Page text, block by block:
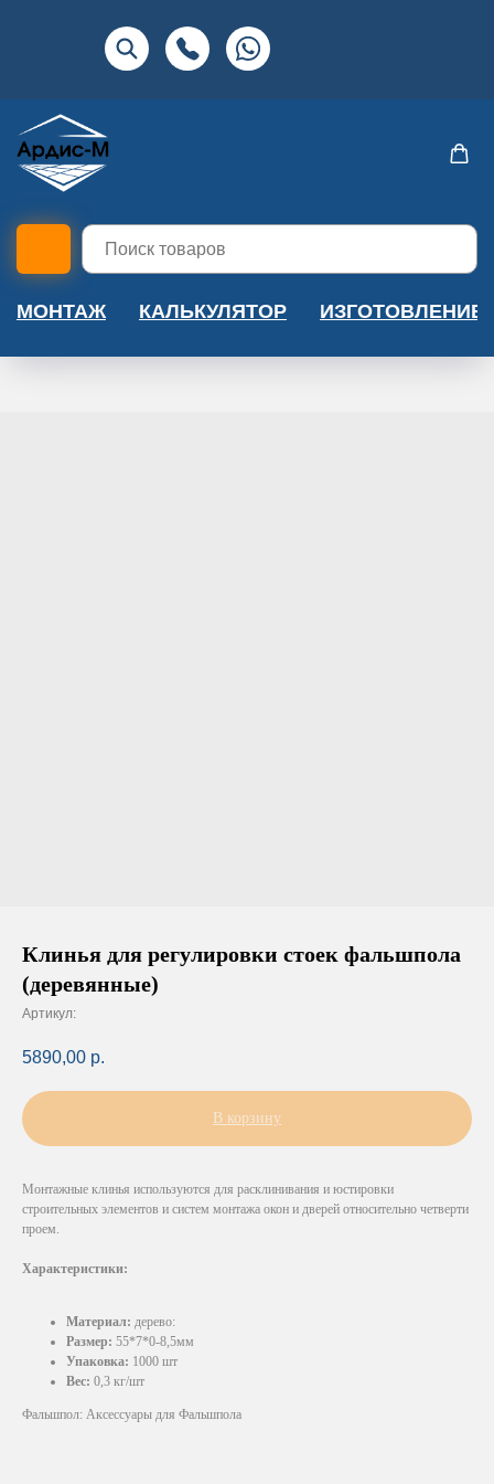
МОНТАЖ КАЛЬКУЛЯТОР ИЗГОТОВЛЕНИЕ
Клинья для регулировки стоек фальшпола
(деревянные)
Артикул:
5890,00 р.
В корзину
Монтажные клинья используются для расклинивания и юстировки
строительных элементов и систем монтажа окон и дверей относительно четверти
проем.
Характеристики:
Материал: дерево:
Размер: 55*7*0-8,5мм
Упаковка: 1000 шт
Вес: 0,3 кг/шт
Фальшпол: Аксессуары для Фальшпола